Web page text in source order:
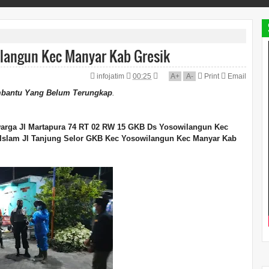
Kec Manyar Kab Gresik
infojatim 00:25 A+ A- Print Email
Yang Belum Terungkap.
Jl Martapura 74 RT 02 RW 15 GKB Ds Yosowilangun Kec
Jl Tanjung Selor GKB Kec Yosowilangun Kec Manyar Kab